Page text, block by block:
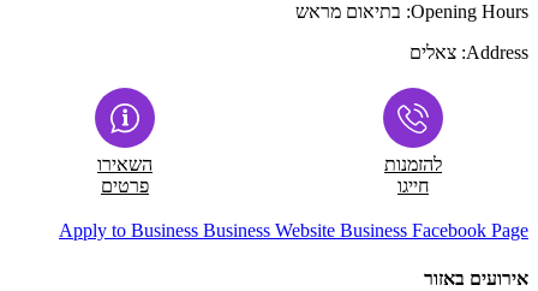
Opening Hours: בתיאום מראש
Address: צאלים
להזמנות
חייגו
השאירו
פרטים
Apply to Business Business Website Business Facebook Page
אירועים באזור